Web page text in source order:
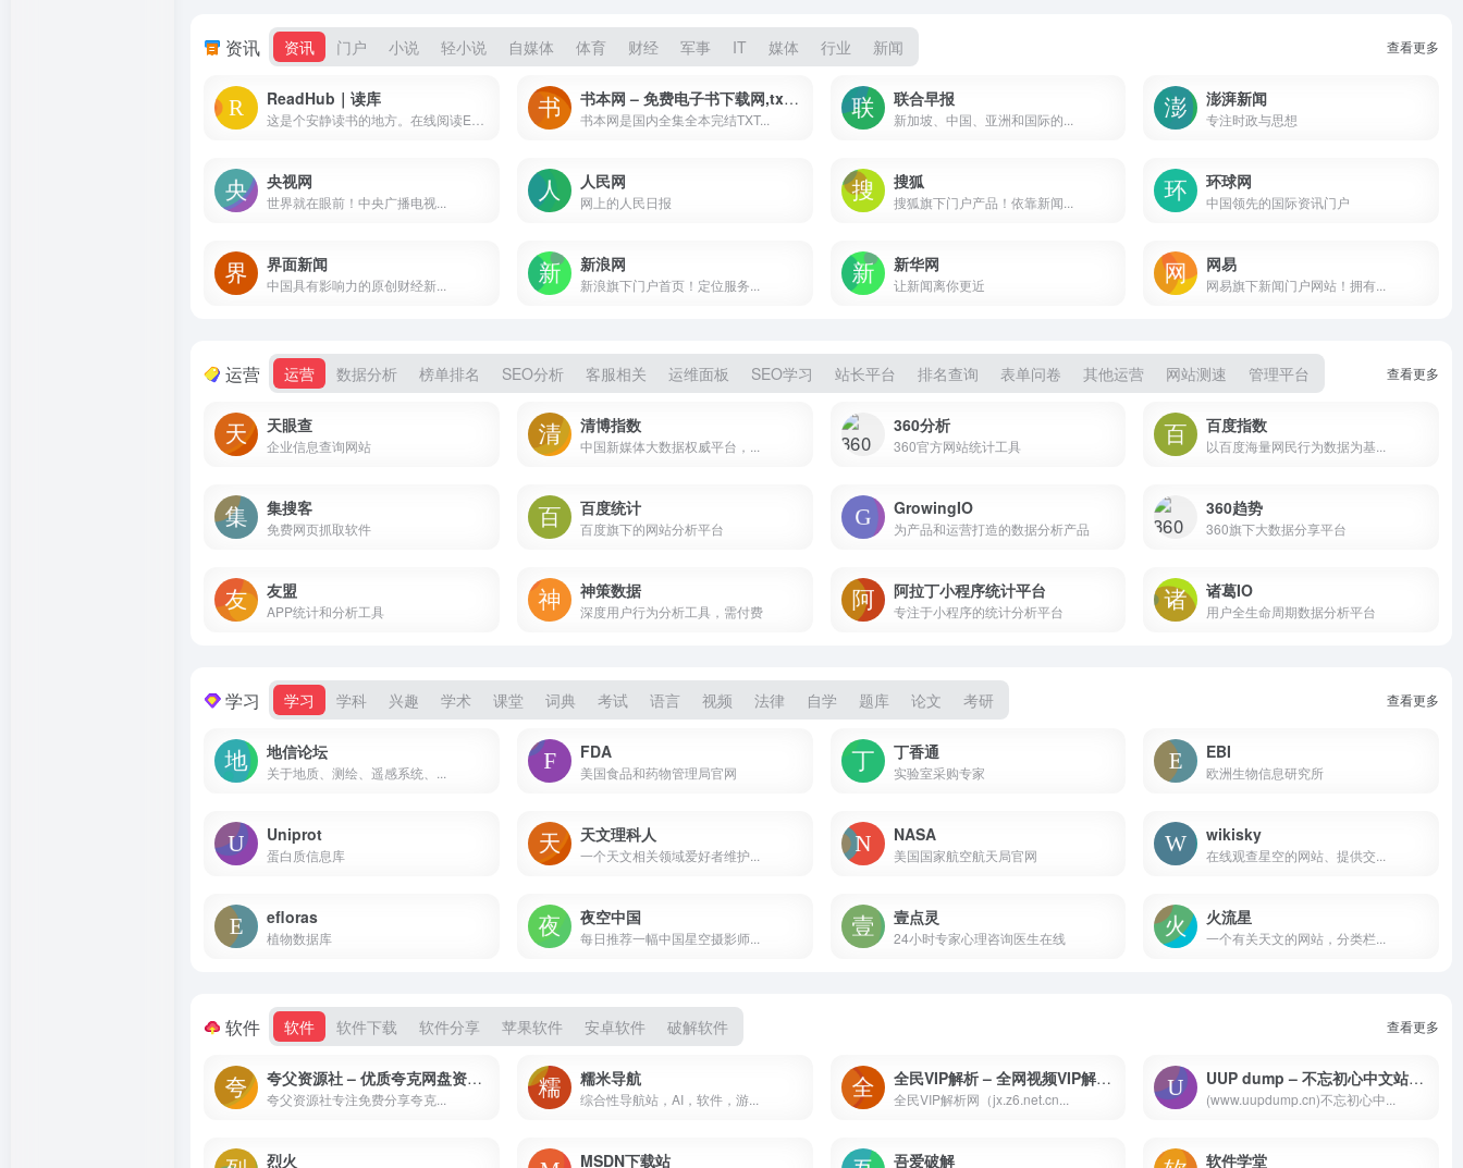
资讯 资讯 门户 小说 轻小说 自媒体 体育 财经 军事 IT 媒体 行业 新闻 查看更多
ReadHub｜读库 书本网 – 免费电子书下载网,txt小说免费下载,全集全本完结txt小说-书本网
书本网是国内全集全本完结TXT...
联合早报
新加坡、中国、亚洲和国际的...
澎湃新闻
专注时政与思想
央视网
世界就在眼前！中央广播电视...
人民网
网上的人民日报
搜狐
搜狐旗下门户产品！依靠新闻...
环球网
中国领先的国际资讯门户
界面新闻
中国具有影响力的原创财经新...
新浪网
新浪旗下门户首页！定位服务...
新华网
让新闻离你更近
网易
网易旗下新闻门户网站！拥有...
运营 运营 数据分析 榜单排名 SEO分析 客服相关 运维面板 SEO学习 站长平台 排名查询 表单问卷 其他运营 网站测速 管理平台 查看更多
天眼查
企业信息查询网站
清博指数
中国新媒体大数据权威平台，...
360分析
360官方网站统计工具
百度指数
以百度海量网民行为数据为基...
集搜客
免费网页抓取软件
百度统计
百度旗下的网站分析平台
GrowingIO
为产品和运营打造的数据分析产品
360趋势
360旗下大数据分享平台
友盟
APP统计和分析工具
神策数据
深度用户行为分析工具，需付费
阿拉丁小程序统计平台
专注于小程序的统计分析平台
诸葛IO
用户全生命周期数据分析平台
学习 学习 学科 兴趣 学术 课堂 词典 考试 语言 视频 法律 自学 题库 论文 考研 查看更多
地信论坛
关于地质、测绘、遥感系统、...
FDA
美国食品和药物管理局官网
丁香通
实验室采购专家
EBI
欧洲生物信息研究所
Uniprot
蛋白质信息库
天文理科人
一个天文相关领域爱好者维护...
NASA
美国国家航空航天局官网
wikisky
在线观查星空的网站、提供交...
efloras
植物数据库
夜空中国
每日推荐一幅中国星空摄影师...
壹点灵
24小时专家心理咨询医生在线
火流星
一个有关天文的网站，分类栏...
软件 软件 软件下载 软件分享 苹果软件 安卓软件 破解软件 查看更多
夸父资源社 – 优质夸克网盘资源分享社区
夸父资源社专注免费分享夸克...
糯米导航
综合性导航站，AI，软件，游...
全民VIP解析 – 全网视频VIP解析、免费在线观看
全民VIP解析网（jx.z6.net.cn...
UUP dump – 不忘初心中文站，轻松下载原版ISO
(www.uupdump.cn)不忘初心中...
烈火 MSDN下载站 吾爱破解 软件学堂